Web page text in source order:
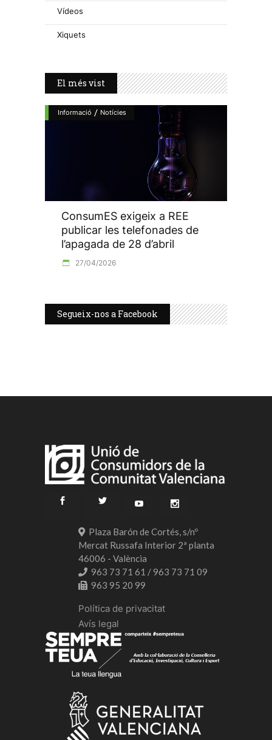
Vídeos
Xiquets
El més vist
Informació / Notícies
ConsumES exigeix a REE
publicar les telefonades de
l’apagada de 28 d’abril
27/04/2026
Segueix-nos a Facebook
Plaza Barón de Cortés, s/nº
Mercat Russafa Interior 2ª planta
46006 - València
963 73 71 61 / 963 73 71 09
963 95 20 99
Política de privacitat
Avís legal